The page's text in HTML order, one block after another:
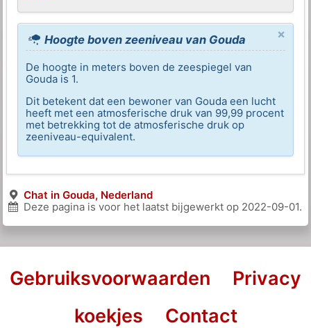
×
Hoogte boven zeeniveau van Gouda
De hoogte in meters boven de zeespiegel van
Gouda is 1.
Dit betekent dat een bewoner van Gouda een lucht
heeft met een atmosferische druk van 99,99 procent
met betrekking tot de atmosferische druk op
zeeniveau-equivalent.
Chat in Gouda, Nederland
Deze pagina is voor het laatst bijgewerkt op 2022-09-01.
Gebruiksvoorwaarden
Privacy
koekjes
Contact